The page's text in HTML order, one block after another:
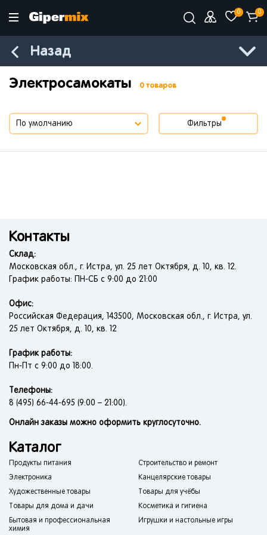
0 0
Назад
Электросамокаты 0 товаров
Фильтры
Контакты
Склад:
Московская обл., г. Истра, ул. 25 лет Октября, д. 10, кв. 12.
График работы: ПН-СБ с 9:00 до 21:00
Офис:
Российская Федерация, 143500, Московская обл., г. Истра, ул.
25 лет Октября, д. 10, кв. 12
График работы:
Пн-Пт с 9:00 до 18:00.
Телефоны:
8 (495) 66-44-695 (9:00 – 21:00).
Онлайн заказы можно оформить круглосуточно.
Каталог
Продукты питания
Строительство и ремонт
Электроника
Канцелярские товары
Художественные товары
Товары для учёбы
Товары для дома и дачи
Косметика и гигиена
Бытовая и профессиональная
химия
Игрушки и настольные игры